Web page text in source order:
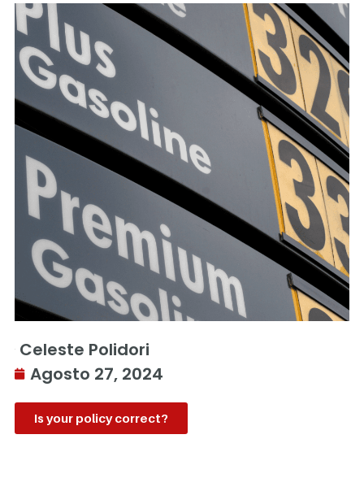
Celeste Polidori
Agosto 27, 2024
Is your policy correct?